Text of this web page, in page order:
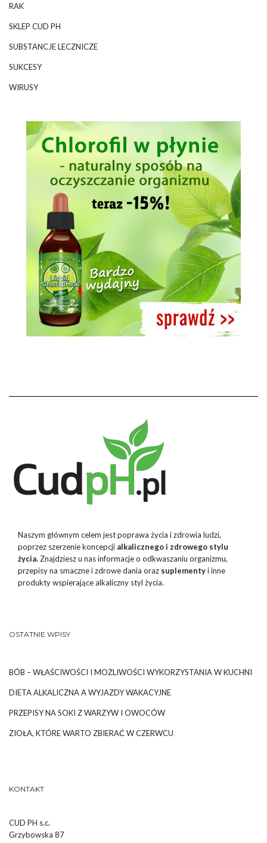
RAK
SKLEP CUD PH
SUBSTANCJE LECZNICZE
SUKCESY
WIRUSY
Naszym głównym celem jest poprawa życia i zdrowia ludzi,
poprzez szerzenie koncepcji alkalicznego i zdrowego stylu
życia. Znajdziesz u nas informacje o odkwaszaniu organizmu,
przepisy na smaczne i zdrowe dania oraz suplementyi inne
produkty wspierające alkaliczny styl życia.
OSTATNIE WPISY
BÓB – WŁAŚCIWOŚCI I MOŻLIWOŚCI WYKORZYSTANIA W KUCHNI
DIETA ALKALICZNA A WYJAZDY WAKACYJNE
PRZEPISY NA SOKI Z WARZYW I OWOCÓW
ZIOŁA, KTÓRE WARTO ZBIERAĆ W CZERWCU
KONTAKT
CUD PH s.c.
Grzybowska 87